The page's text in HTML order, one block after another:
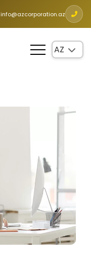
info@azcorporation.az